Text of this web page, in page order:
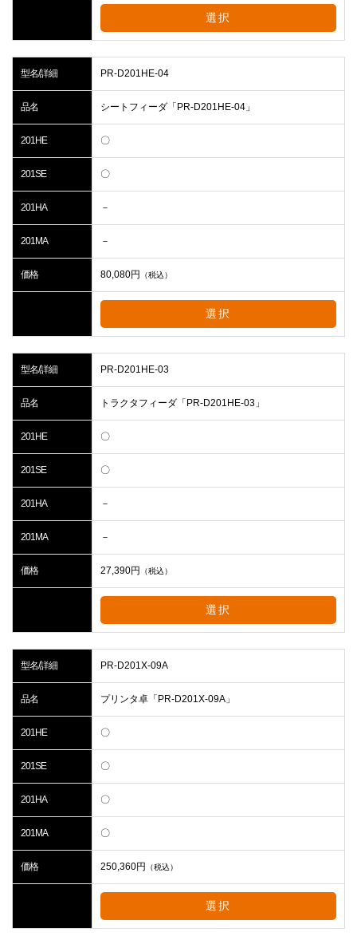
選択
型名/詳細 PR-D201HE-04
品名 シートフィーダ「PR-D201HE-04」
201HE 〇
201SE 〇
201HA －
201MA －
価格 80,080円 （税込）
選択
型名/詳細 PR-D201HE-03
品名 トラクタフィーダ「PR-D201HE-03」
201HE 〇
201SE 〇
201HA －
201MA －
価格 27,390円 （税込）
選択
型名/詳細 PR-D201X-09A
品名 プリンタ卓「PR-D201X-09A」
201HE 〇
201SE 〇
201HA 〇
201MA 〇
価格 250,360円 （税込）
選択